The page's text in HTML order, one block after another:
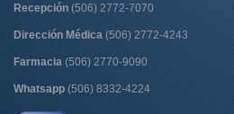
Recepción (506) 2772-7070
Dirección Médica (506) 2772-4243
Farmacia (506) 2770-9090
Whatsapp (506) 8332-4224